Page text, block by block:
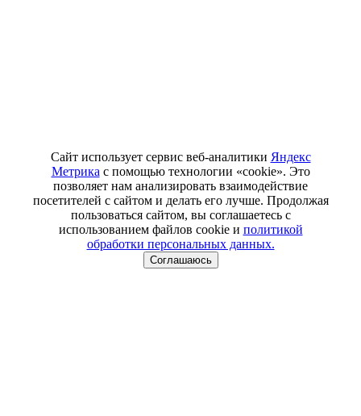
Сайт использует сервис веб-аналитики Яндекс
Метрика с помощью технологии «cookie». Это
позволяет нам анализировать взаимодействие
посетителей с сайтом и делать его лучше. Продолжая
пользоваться сайтом, вы соглашаетесь с
использованием файлов cookie и политикой
обработки персональных данных.
Соглашаюсь